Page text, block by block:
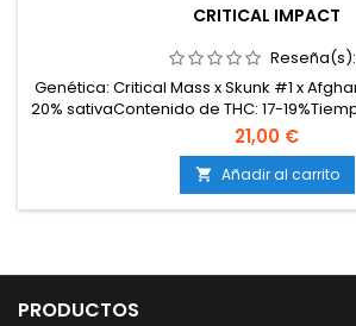
CRITICAL IMPACT
Reseña(s):
Genética: Critical Mass x Skunk #1 x
20% sativaContenido de THC: 17-
semanas en interiorProducción en
g/m²Producción en exterior: 650-700 g/
cm en interior; hasta 200 cm en
sabores: Dulces, afrutados y terrosos,
21,00 €
 Añadir al carrito
PRODUCTOS